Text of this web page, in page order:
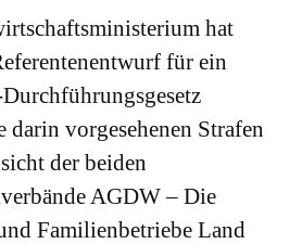
hat
für ein
vorgesehenen Strafen
der beiden
AGDW – Die
Familienbetriebe Land